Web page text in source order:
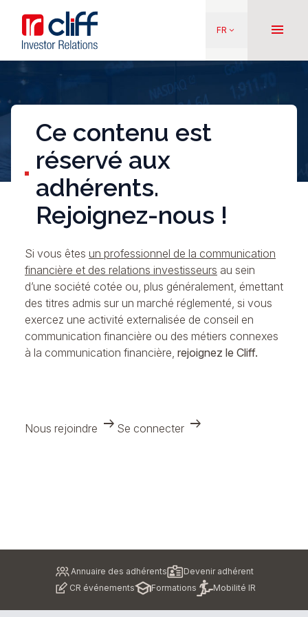
contenu
principal
Aller directement au contenu
FR keyboard_arrow_down menu
Ce contenu est
réservé aux
adhérents.
Rejoignez-nous !
Si vous êtes un professionnel de la communication
financière et des relations investisseurs au sein
d’une société cotée ou, plus généralement, émettant
des titres admis sur un marché réglementé, si vous
exercez une activité externalisée de conseil en
communication financière ou des métiers connexes
à la communication financière, rejoignez le Cliff.
Nous rejoindre arrow_right_alt Se connecter arrow_right_alt
Annuaire des adhérents
Devenir adhérent
CR événements
Formations Mobilité IR